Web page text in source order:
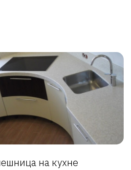
на кухне